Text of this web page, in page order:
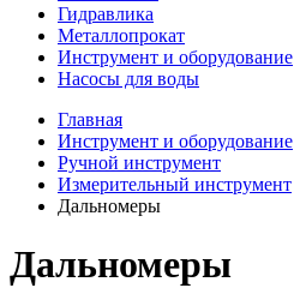
Гидравлика
Металлопрокат
Инструмент и оборудование
Насосы для воды
Главная
Инструмент и оборудование
Ручной инструмент
Измерительный инструмент
Дальномеры
Дальномеры